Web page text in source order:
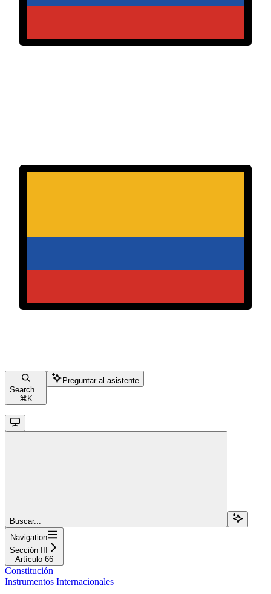
Search...
⌘ K
Preguntar al asistente
Buscar...
Navigation
Sección III
Artículo 66
Constitución
Instrumentos Internacionales